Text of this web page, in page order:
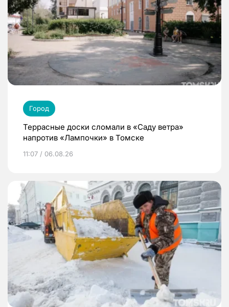
Город
Террасные доски сломали в «Саду ветра»
напротив «Лампочки» в Томске
11:07 / 06.08.26